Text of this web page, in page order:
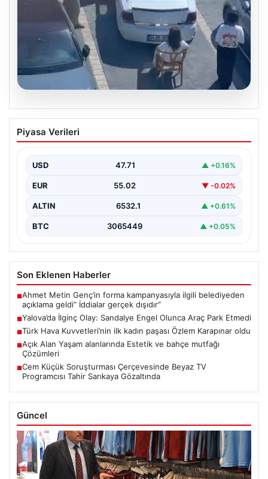
05.08.2026
Yalova’da İlginç Olay: Sandalye Engel
Olunca Araç Park Etmedi
gerçekleşen bu ilginç olay, bölge sakinlerinin ve
çevredekilerin…
Piyasa Verileri
USD 47.71 ▲ +0.16%
EUR 55.02 ▼ -0.02%
ALTIN 6532.1 ▲ +0.61%
BTC 3065449 ▲ +0.05%
Son Eklenen Haberler
■Ahmet Metin Genç’in forma kampanyasıyla ilgili belediyeden
açıklama geldi” İddialar gerçek dışıdır”
■Yalova’da İlginç Olay: Sandalye Engel Olunca Araç Park Etmedi
■Türk Hava Kuvvetleri’nin ilk kadın paşası Özlem Karapınar oldu
■Açık Alan Yaşam alanlarında Estetik ve bahçe mutfağı
Çözümleri
■Cem Küçük Soruşturması Çerçevesinde Beyaz TV
Programcısı Tahir Sarıkaya Gözaltında
Güncel